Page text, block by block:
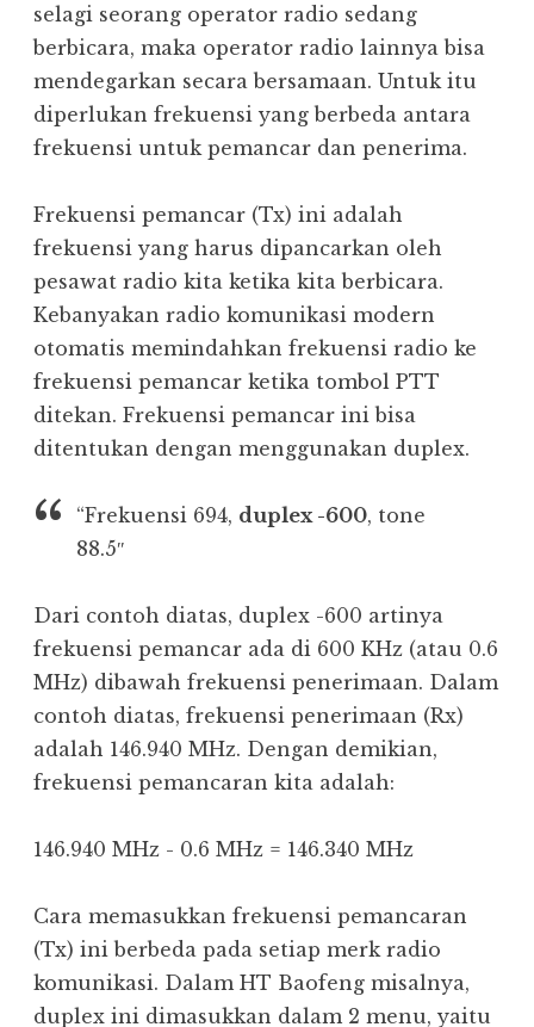
selagi seorang operator radio sedang
berbicara, maka operator radio lainnya bisa
mendegarkan secara bersamaan. Untuk itu
diperlukan frekuensi yang berbeda antara
frekuensi untuk pemancar dan penerima.
Frekuensi pemancar (Tx) ini adalah
frekuensi yang harus dipancarkan oleh
pesawat radio kita ketika kita berbicara.
Kebanyakan radio komunikasi modern
otomatis memindahkan frekuensi radio ke
frekuensi pemancar ketika tombol PTT
ditekan. Frekuensi pemancar ini bisa
ditentukan dengan menggunakan duplex.
“Frekuensi 694, duplex -600, tone
88.5″
Dari contoh diatas, duplex -600 artinya
frekuensi pemancar ada di 600 KHz (atau 0.6
MHz) dibawah frekuensi penerimaan. Dalam
contoh diatas, frekuensi penerimaan (Rx)
adalah 146.940 MHz. Dengan demikian,
frekuensi pemancaran kita adalah:
146.940 MHz - 0.6 MHz = 146.340 MHz
Cara memasukkan frekuensi pemancaran
(Tx) ini berbeda pada setiap merk radio
komunikasi. Dalam HT Baofeng misalnya,
duplex ini dimasukkan dalam 2 menu, yaitu